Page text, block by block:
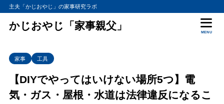
主夫「かじおやじ」の家事研究ラボ
かじおやじ「家事親父」
MENU
家事 工具
【DIYでやってはいけない場所5つ】電
気・ガス・屋根・水道は法律違反になるこ